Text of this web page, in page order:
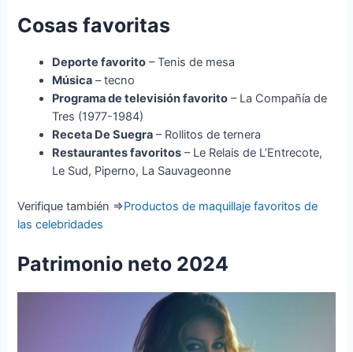
Cosas favoritas
Deporte favorito – Tenis de mesa
Música – tecno
Programa de televisión favorito – La Compañía de
Tres (1977-1984)
Receta De Suegra – Rollitos de ternera
Restaurantes favoritos – Le Relais de L’Entrecote,
Le Sud, Piperno, La Sauvageonne
Verifique también ⇒Productos de maquillaje favoritos de
las celebridades
Patrimonio neto 2024